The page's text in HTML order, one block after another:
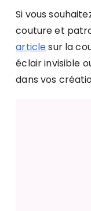
Si vous
couture et
articlesur la
éclair invisible
dans vos